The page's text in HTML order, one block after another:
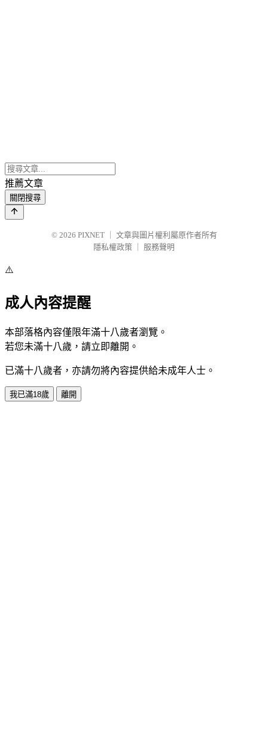
推薦文章
關閉搜尋
© 2026 PIXNET
文章與圖片權利屬原作者所有
隱私權政策
服務聲明
⚠️
成人內容提醒
本部落格內容僅限年滿十八歲者瀏覽。
若您未滿十八歲，請立即離開。
已滿十八歲者，亦請勿將內容提供給未成年人士。
我已滿18歲 離開